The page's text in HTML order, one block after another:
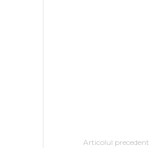
Articolul precedent